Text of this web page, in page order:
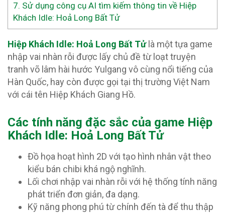
7. Sử dụng công cụ AI tìm kiếm thông tin về Hiệp
Khách Idle: Hoả Long Bất Tử
Hiệp Khách Idle: Hoả Long Bất Tửlà một tựa game
nhập vai nhàn rỗi được lấy chủ đề từ loạt truyện
tranh võ lâm hài hước Yulgang vô cùng nổi tiếng của
Hàn Quốc, hay còn được gọi tại thị trường Việt Nam
với cái tên Hiệp Khách Giang Hồ.
Các tính năng đặc sắc của game Hiệp
Khách Idle: Hoả Long Bất Tử
Đồ họa hoạt hình 2D với tạo hình nhân vật theo
kiểu bán chibi khá ngộ nghĩnh.
Lối chơi nhập vai nhàn rỗi với hệ thống tính năng
phát triển đơn giản, đa dạng.
Kỹ năng phong phú từ chính đến tà để thu thập